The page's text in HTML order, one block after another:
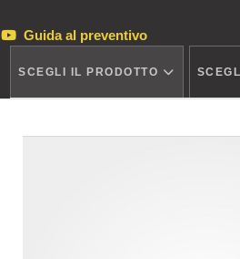
Guida al preventivo
SCEGLI IL PRODOTTO